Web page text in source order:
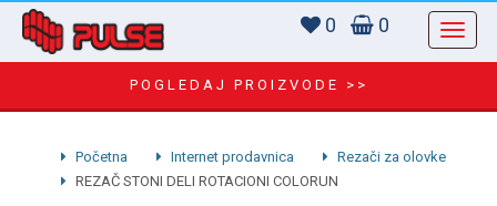
0 0
POGLEDAJ PROIZVODE >>
Početna Internet prodavnica
Rezači za olovke
REZAČ STONI DELI ROTACIONI COLORUN